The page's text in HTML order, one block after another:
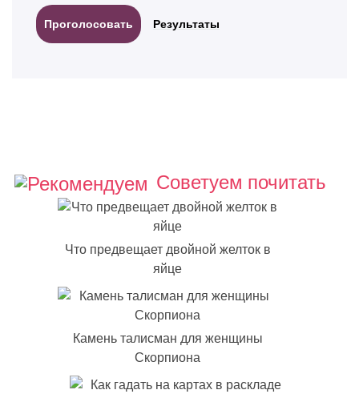
Результаты
Советуем почитать
Что предвещает двойной желток в
яйце
Камень талисман для женщины
Скорпиона